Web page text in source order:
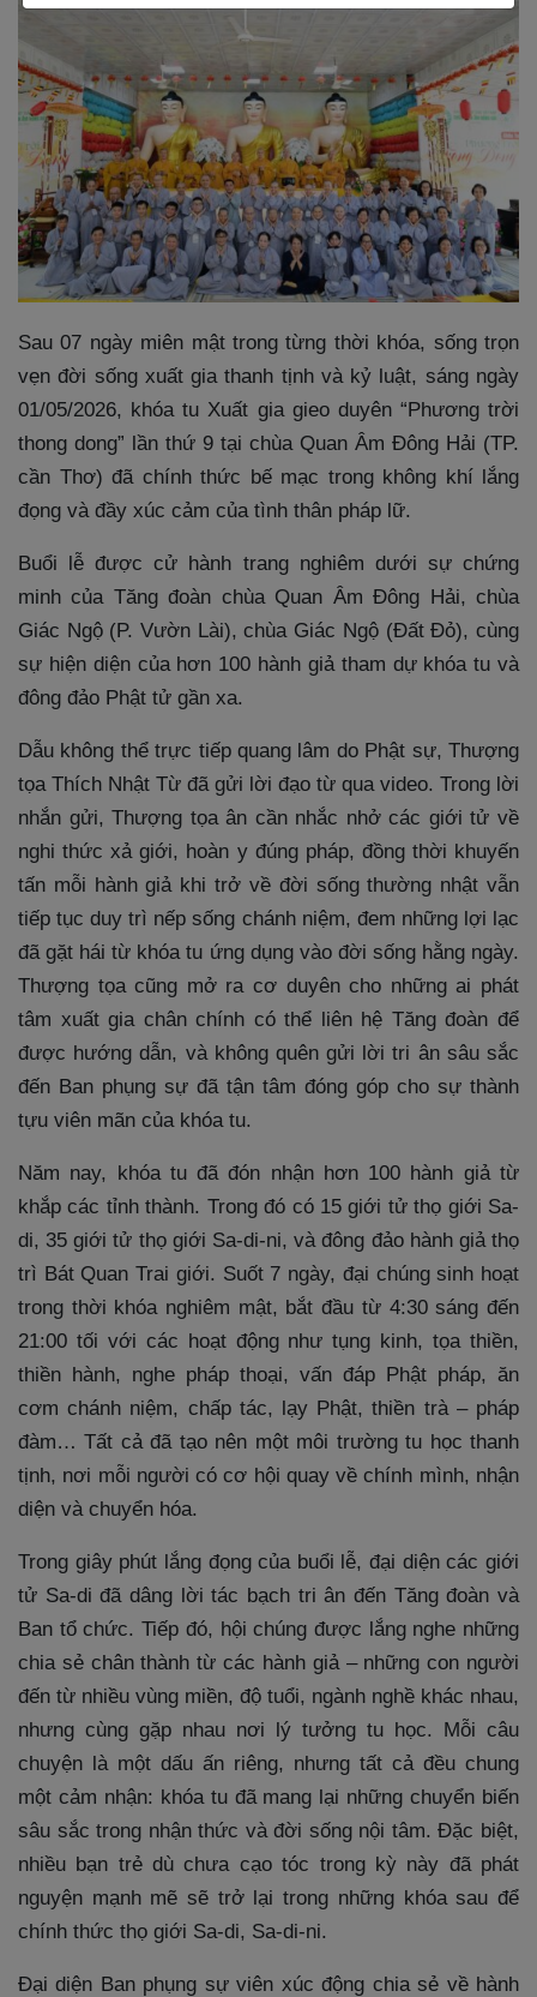
Sau 07 ngày miên mật trong từng thời khóa, sống trọn
vẹn đời sống xuất gia thanh tịnh và kỷ luật, sáng ngày
01/05/2026, khóa tu Xuất gia gieo duyên “Phương trời
thong dong” lần thứ 9 tại chùa Quan Âm Đông Hải (TP.
cần Thơ) đã chính thức bế mạc trong không khí lắng
đọng và đầy xúc cảm của tình thân pháp lữ.
Buổi lễ được cử hành trang nghiêm dưới sự chứng
minh của Tăng đoàn chùa Quan Âm Đông Hải, chùa
Giác Ngộ (P. Vườn Lài), chùa Giác Ngộ (Đất Đỏ), cùng
sự hiện diện của hơn 100 hành giả tham dự khóa tu và
đông đảo Phật tử gần xa.
Dẫu không thể trực tiếp quang lâm do Phật sự, Thượng
tọa Thích Nhật Từ đã gửi lời đạo từ qua video. Trong lời
nhắn gửi, Thượng tọa ân cần nhắc nhở các giới tử về
nghi thức xả giới, hoàn y đúng pháp, đồng thời khuyến
tấn mỗi hành giả khi trở về đời sống thường nhật vẫn
tiếp tục duy trì nếp sống chánh niệm, đem những lợi lạc
đã gặt hái từ khóa tu ứng dụng vào đời sống hằng ngày.
Thượng tọa cũng mở ra cơ duyên cho những ai phát
tâm xuất gia chân chính có thể liên hệ Tăng đoàn để
được hướng dẫn, và không quên gửi lời tri ân sâu sắc
đến Ban phụng sự đã tận tâm đóng góp cho sự thành
tựu viên mãn của khóa tu.
Năm nay, khóa tu đã đón nhận hơn 100 hành giả từ
khắp các tỉnh thành. Trong đó có 15 giới tử thọ giới Sa-
di, 35 giới tử thọ giới Sa-di-ni, và đông đảo hành giả thọ
trì Bát Quan Trai giới. Suốt 7 ngày, đại chúng sinh hoạt
trong thời khóa nghiêm mật, bắt đầu từ 4:30 sáng đến
21:00 tối với các hoạt động như tụng kinh, tọa thiền,
thiền hành, nghe pháp thoại, vấn đáp Phật pháp, ăn
cơm chánh niệm, chấp tác, lạy Phật, thiền trà – pháp
đàm… Tất cả đã tạo nên một môi trường tu học thanh
tịnh, nơi mỗi người có cơ hội quay về chính mình, nhận
diện và chuyển hóa.
Trong giây phút lắng đọng của buổi lễ, đại diện các giới
tử Sa-di đã dâng lời tác bạch tri ân đến Tăng đoàn và
Ban tổ chức. Tiếp đó, hội chúng được lắng nghe những
chia sẻ chân thành từ các hành giả – những con người
đến từ nhiều vùng miền, độ tuổi, ngành nghề khác nhau,
nhưng cùng gặp nhau nơi lý tưởng tu học. Mỗi câu
chuyện là một dấu ấn riêng, nhưng tất cả đều chung
một cảm nhận: khóa tu đã mang lại những chuyển biến
sâu sắc trong nhận thức và đời sống nội tâm. Đặc biệt,
nhiều bạn trẻ dù chưa cạo tóc trong kỳ này đã phát
nguyện mạnh mẽ sẽ trở lại trong những khóa sau để
chính thức thọ giới Sa-di, Sa-di-ni.
Đại diện Ban phụng sự viên xúc động chia sẻ về hành